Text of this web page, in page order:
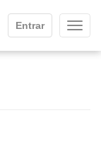
Entrar